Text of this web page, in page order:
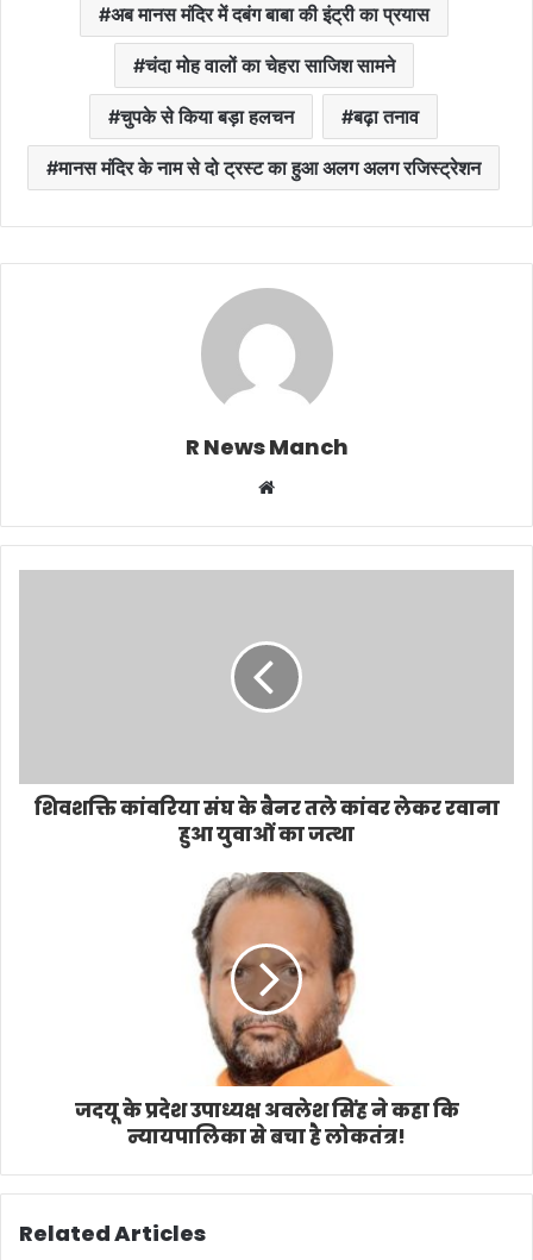
अब मानस मंदिर में दबंग बाबा की इंट्री का प्रयास
चंदा मोह वालों का चेहरा साजिश सामने
चुपके से किया बड़ा हलचन बढ़ा तनाव
मानस मंदिर के नाम से दो ट्रस्ट का हुआ अलग अलग रजिस्ट्रेशन
R News Manch
Website
शिवशक्ति कांवरिया संघ के बैनर तले कांवर लेकर रवाना
हुआ युवाओं का जत्था
जदयू के प्रदेश उपाध्यक्ष अवलेश सिंह ने कहा कि
न्यायपालिका से बचा है लोकतंत्र!
Related Articles